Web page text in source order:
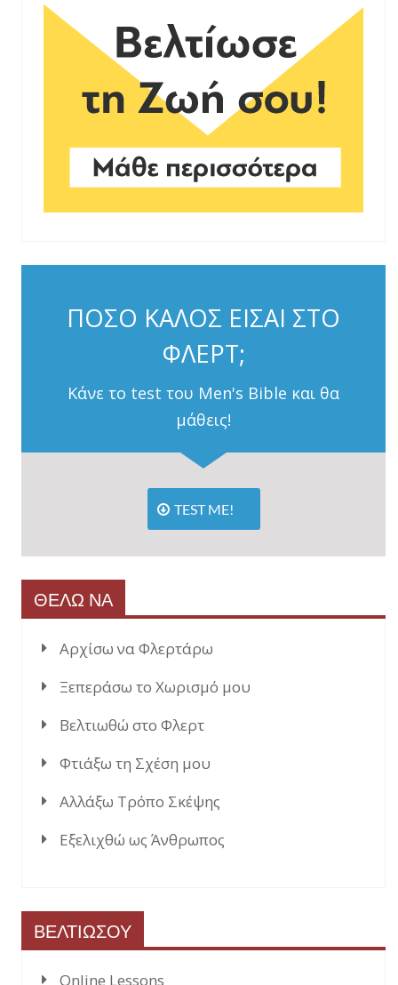
ΠΟΣΟ ΚΑΛΟΣ ΕΙΣΑΙ ΣΤΟ
ΦΛΕΡΤ;
Κάνε το test του Men's Bible και θα
μάθεις!
TEST ME!
ΘΕΛΩ ΝΑ
Αρχίσω να Φλερτάρω
Ξεπεράσω το Χωρισμό μου
Βελτιωθώ στο Φλερτ
Φτιάξω τη Σχέση μου
Αλλάξω Τρόπο Σκέψης
Εξελιχθώ ως Άνθρωπος
ΒΕΛΤΙΩΣΟΥ
Online Lessons